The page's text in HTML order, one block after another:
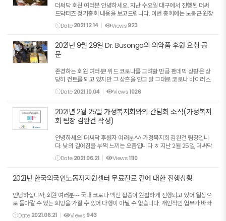
더써닥 회원 여러분 안녕하세요. 지난 수요일 대구에서 진행된 더써
드닥터즈 정기총회 내용을 보고드립니다. 이번 총회에는 노봉근 원장
님, 배은정 약사님, 신경숙 선생님, 그리고 저 이렇게 4명의 소수인원
으로 진행되었습니다. 먼저 논의된 안건에 대한 의결...
Date2021.12.14 Views923
2021년 9월 29일 Dr. Busonga의 의약품 후원 요청 공
문
존경하는 회원 여러분! 위드 코로나를 고려할 만큼 팬데믹 상황은 상
당히 컨트롤 되고 있지만 그 상흔을 안고 말 그대로 코로나 바이러스
와 함께 살아가야 할 우리들의 마음은 결코 가볍지 않을 것 같습니다.
여러분의 건강과 안녕을 먼저 빌면서 오랜만에 우...
Date2021.10.04 Views1026
2021년 2월 25일 가정복지회와의 간담회 소식(가정복지
회 팀장 김완건 작성)
안녕하세요! 더써닥 후원자 여러분^^ 가정복지회 김완건 팀장입니
다. 낮의 길어짐을 부쩍 느끼는 요즘입니다.ㅎ 지난 2월 25일, 더써닥
노봉근 회장님, 오송언 총무님, 가정복지회 권혁철 관장님과 제가 더
써닥과 가정복지회의 발전적인 방향에 대하여 의견을 ...
Date2021.06.21 Views1110
2021년 한국외국인노동자지원센터 무료진료 건에 대한 진행상황
안녕하십니까, 회원 여러분~~ 국내 코로나 백신 접종이 원활하게 진행되고 있어 일상으
로 돌아갈 수 있는 희망을 가질 수 있어 다행이 아닐 수 없습니다. 개인적인 업무가 바빠
조금 늦어졌지만 한국외국인노동자지원센터 진료 준비 상황과 그 결과에 대해 보...
Date2021.06.21 Views943